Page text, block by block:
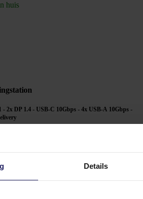
Details
huis
2x DP 1.4 - USB-C 10Gbps - 4x USB-A 10Gbps -